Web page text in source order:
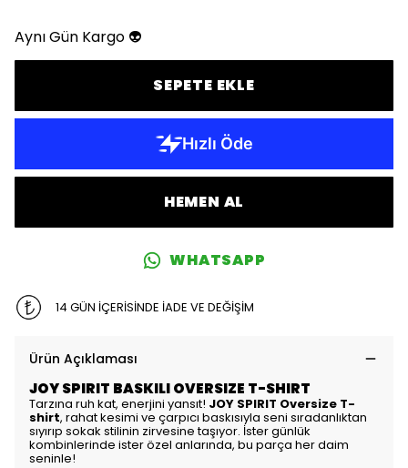
Aynı Gün Kargo 👽
SEPETE EKLE
HEMEN AL
WHATSAPP
14 GÜN İÇERİSİNDE İADE VE DEĞİŞİM
Ürün Açıklaması
JOY SPIRIT BASKILI OVERSIZE T-SHIRT
Tarzına ruh kat, enerjini yansıt! JOY SPIRIT Oversize T-
shirt, rahat kesimi ve çarpıcı baskısıyla seni sıradanlıktan
sıyırıp sokak stilinin zirvesine taşıyor. İster günlük
kombinlerinde ister özel anlarında, bu parça her daim
seninle!